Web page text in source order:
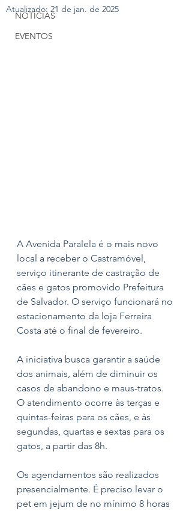
NOTÍCIAS
EVENTOS
Atualizado: 21 de jan. de 2025
A Avenida Paralela é o mais novo
local a receber o Castramóvel,
serviço itinerante de castração de
cães e gatos promovido Prefeitura
de Salvador. O serviço funcionará no
estacionamento da loja Ferreira
Costa até o final de fevereiro.
A iniciativa busca garantir a saúde
dos animais, além de diminuir os
casos de abandono e maus-tratos.
O atendimento ocorre às terças e
quintas-feiras para os cães, e às
segundas, quartas e sextas para os
gatos, a partir das 8h.
Os agendamentos são realizados
presencialmente. É preciso levar o
pet em jejum de no mínimo 8 horas